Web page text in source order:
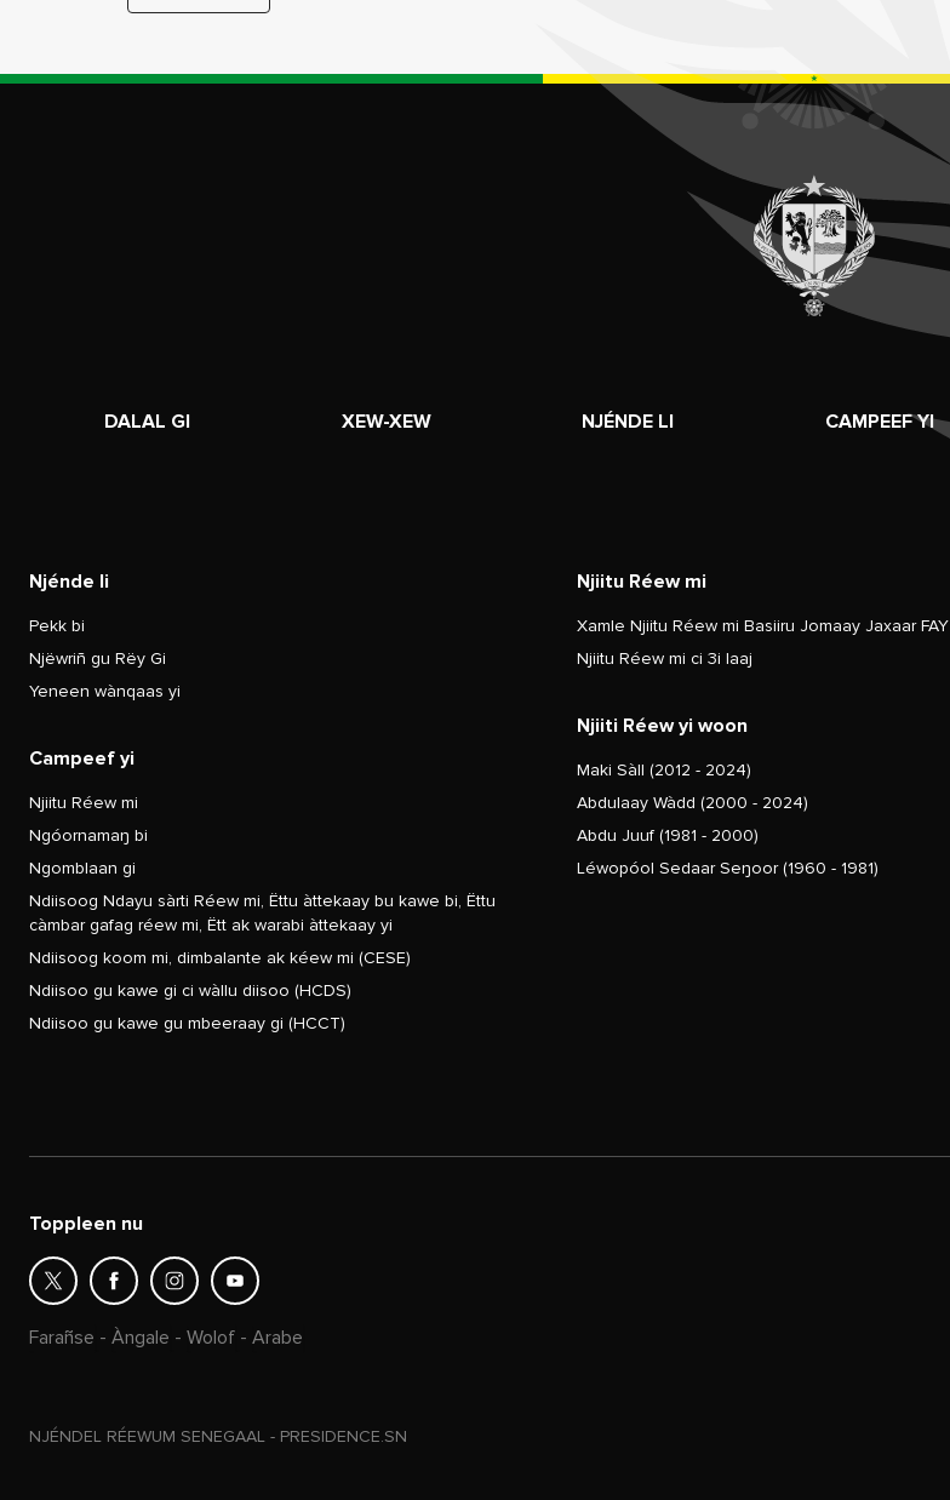
DALAL GI XEW-XEW NJÉNDE LI CAMPEEF YI
Njénde li
Pekk bi
Njëwriñ gu Rëy Gi
Yeneen wànqaas yi
Campeef yi
Njiitu Réew mi
Ngóornamaŋ bi
Ngomblaan gi
Ndiisoog Ndayu sàrti Réew mi, Ëttu àttekaay bu kawe bi, Ëttu
càmbar gafag réew mi, Ëtt ak warabi àttekaay yi
Ndiisoog koom mi, dimbalante ak kéew mi (CESE)
Ndiisoo gu kawe gi ci wàllu diisoo (HCDS)
Ndiisoo gu kawe gu mbeeraay gi (HCCT)
Njiitu Réew mi
Xamle Njiitu Réew mi Basiiru Jomaay Jaxaar FAY
Njiitu Réew mi ci 3i laaj
Njiiti Réew yi woon
Maki Sàll (2012 - 2024)
Abdulaay Wàdd (2000 - 2024)
Abdu Juuf (1981 - 2000)
Léwopóol Sedaar Seŋoor (1960 - 1981)
Toppleen nu
Farañse - Àngale - Wolof - Arabe
NJÉNDEL RÉEWUM SENEGAAL - PRESIDENCE.SN